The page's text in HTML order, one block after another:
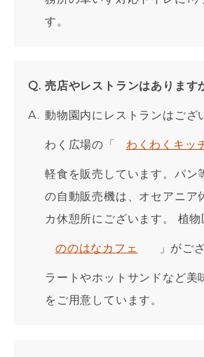
す。
売店やレストランはあります
動物園内にレストランはござ
わく広場の「 わくわくキッ
軽食を販売しています。パン
の自動販売機は、オセアニア
カ休憩所にございます。 植物
ののはなカフェ 」がご
ラートやホットサンドなど美
をご用意しています。